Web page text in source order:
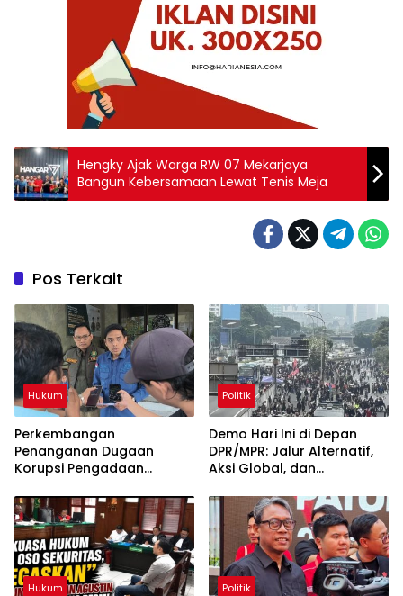
Hengky Ajak Warga RW 07 Mekarjaya
Bangun Kebersamaan Lewat Tenis Meja
Pos Terkait
Hukum
Perkembangan
Penanganan Dugaan
Korupsi Pengadaan
LPP RRI, Kejari Depok
Tetapkan Satu Tersangka
Baru
Politik
Demo Hari Ini di Depan
DPR/MPR: Jalur Alternatif,
Aksi Global, dan
Agustus 2026
Hukum Politik